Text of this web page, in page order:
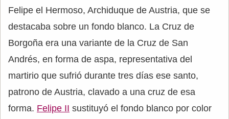
Felipe el Hermoso, Archiduque de Austria, que se
destacaba sobre un fondo blanco. La Cruz de
Borgoña era una variante de la Cruz de San
Andrés, en forma de aspa, representativa del
martirio que sufrió durante tres días ese santo,
patrono de Austria, clavado a una cruz de esa
forma. Felipe II sustituyó el fondo blanco por color